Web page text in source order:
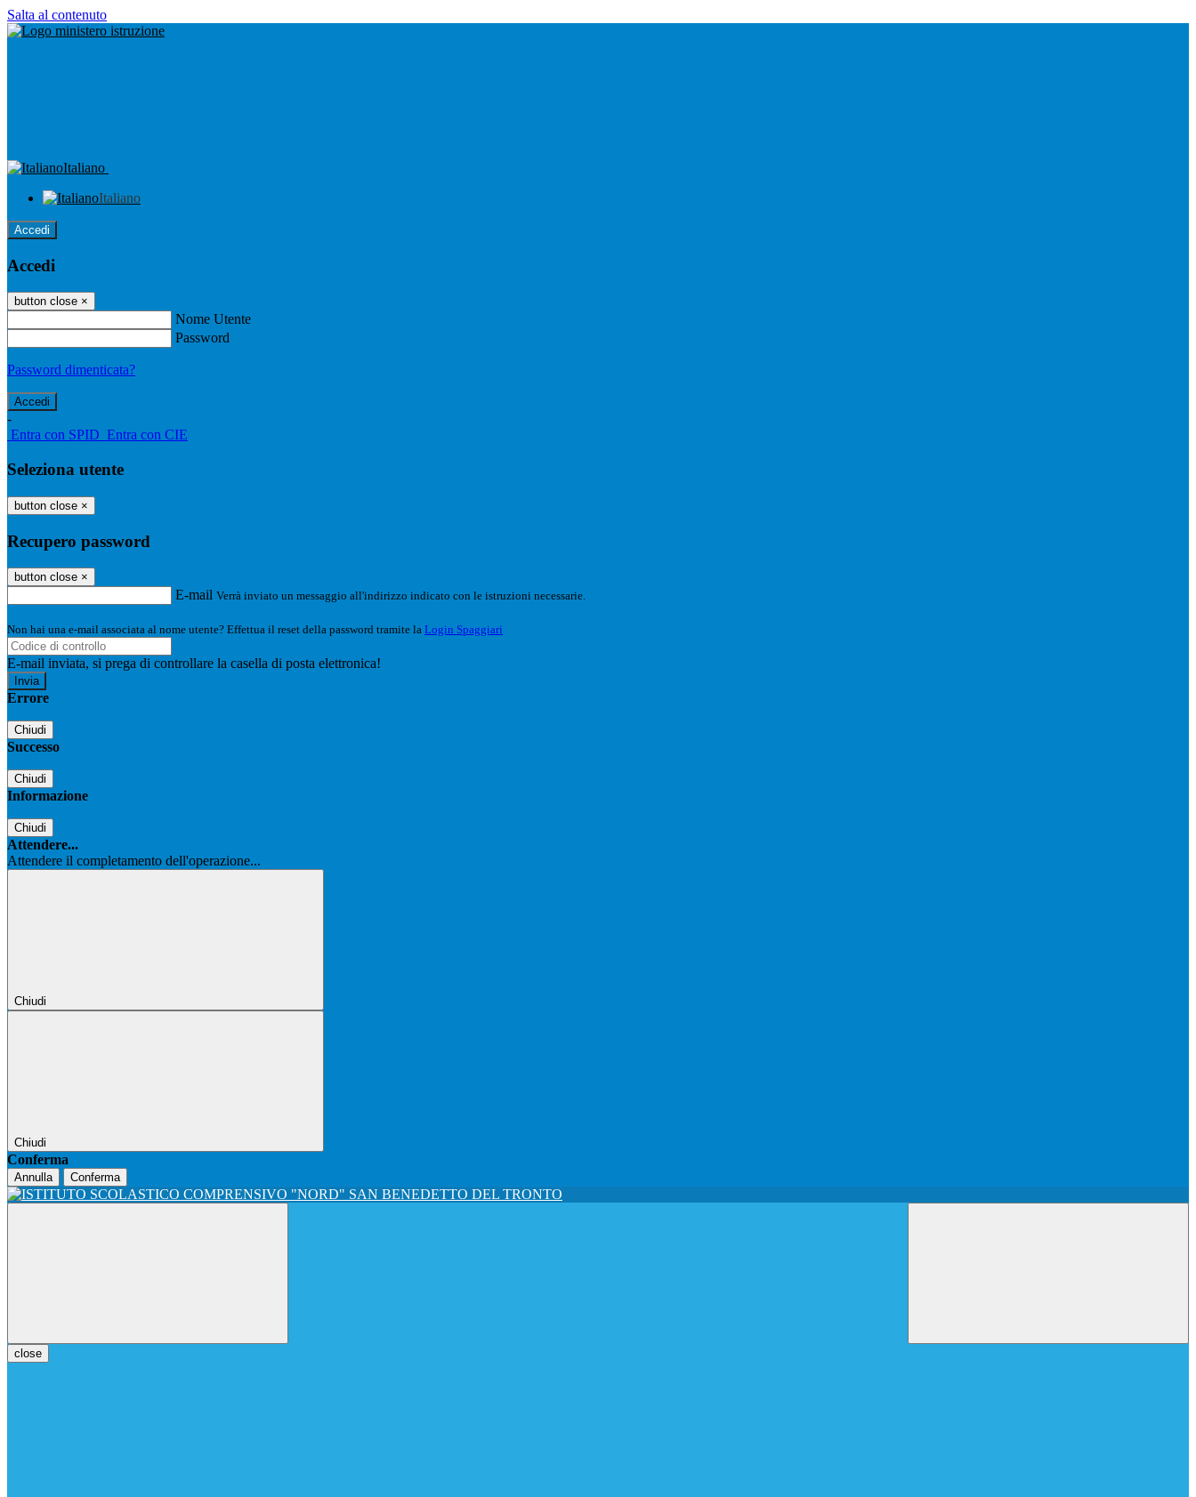
Salta al contenuto
Italiano
Italiano
Accedi
Accedi
button close ×
Nome Utente
Password
Password dimenticata?
-
Entra con SPID Entra con CIE
Seleziona utente
button close ×
Recupero password
button close ×
E-mail Verrà inviato un messaggio all'indirizzo indicato con le istruzioni necessarie.
Non hai una e-mail associata al nome utente? Effettua il reset della password tramite la Login Spaggiari
E-mail inviata, si prega di controllare la casella di posta elettronica!
Errore
Chiudi
Successo
Chiudi
Informazione
Chiudi
Attendere...
Attendere il completamento dell'operazione...
Chiudi
Chiudi
Conferma
Annulla Conferma
close